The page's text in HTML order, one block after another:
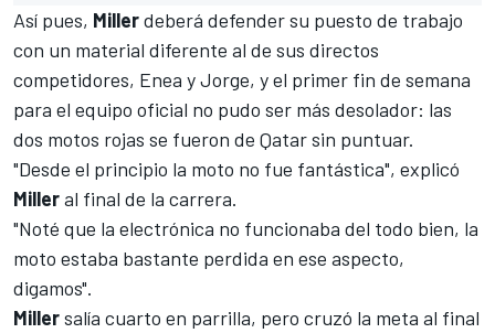
Así pues, Millerdeberá defender su puesto de trabajo
con un material diferente al de sus directos
competidores, Enea y Jorge, y el primer fin de semana
para el equipo oficial no pudo ser más desolador: las
dos motos rojas se fueron de Qatar sin puntuar.
"Desde el principio la moto no fue fantástica", explicó
Milleral final de la carrera.
"Noté que la electrónica no funcionaba del todo bien, la
moto estaba bastante perdida en ese aspecto,
digamos".
Millersalía cuarto en parrilla, pero cruzó la meta al final